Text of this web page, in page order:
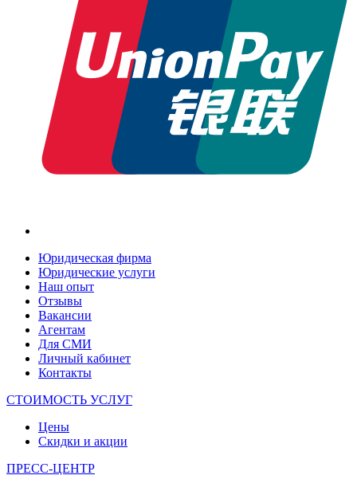
Юридическая фирма
Юридические услуги
Наш опыт
Отзывы
Вакансии
Агентам
Для СМИ
Личный кабинет
Контакты
СТОИМОСТЬ УСЛУГ
Цены
Скидки и акции
ПРЕСС-ЦЕНТР